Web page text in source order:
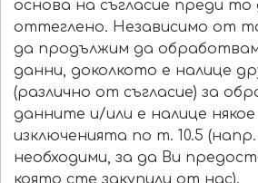
основа на съгласие преди то
оттеглено. Независимо от
да продължим да
данни, доколкото е налице
(различно от съгласие) за
данните и/или е налице
изключенията по т. 10.5
необходими, за да Ви
която сте закупили от нас).